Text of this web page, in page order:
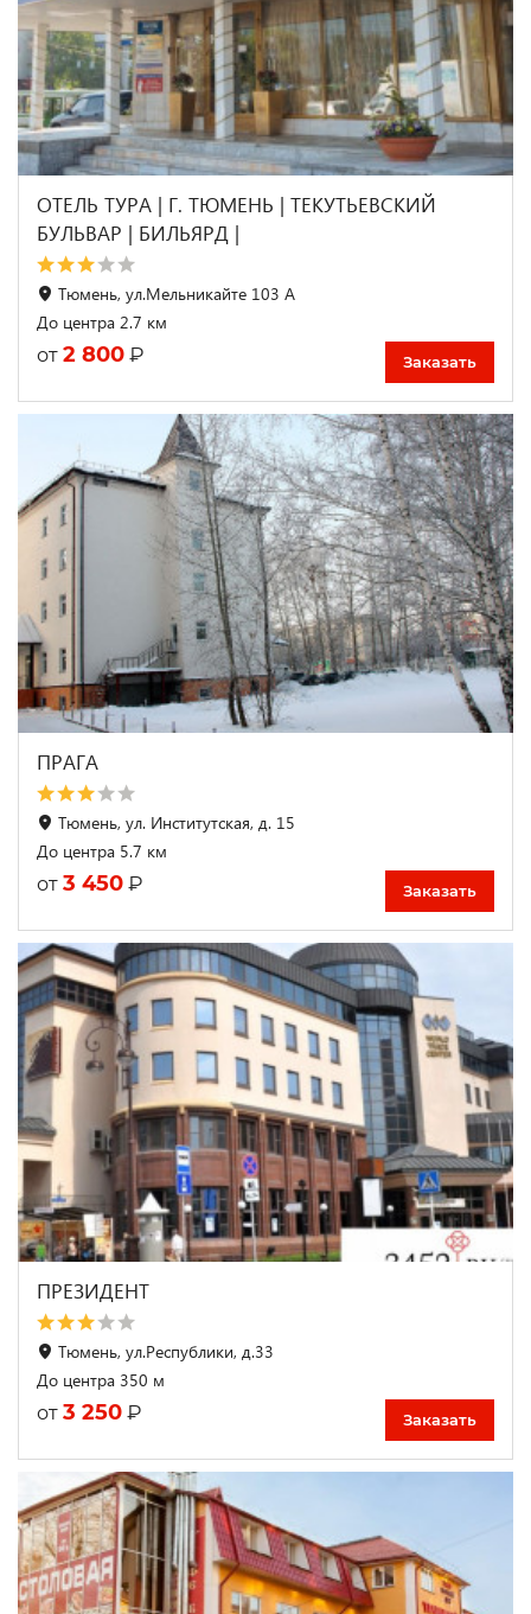
ОТЕЛЬ ТУРА | Г. ТЮМЕНЬ | ТЕКУТЬЕВСКИЙ
БУЛЬВАР | БИЛЬЯРД |
Тюмень, ул.Мельникайте 103 А
До центра 2.7 км
от 2 800 ₽ Заказать
ПРАГА
Тюмень, ул. Институтская, д. 15
До центра 5.7 км
от 3 450 ₽ Заказать
ПРЕЗИДЕНТ
Тюмень, ул.Республики, д.33
До центра 350 м
от 3 250 ₽ Заказать